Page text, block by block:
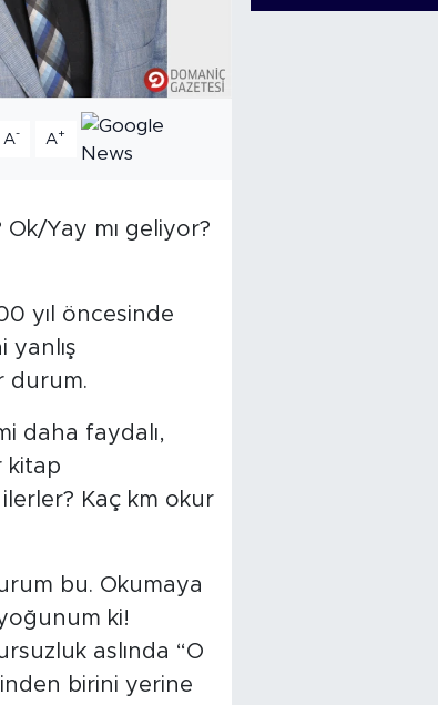
A- A+
Yay mı geliyor?
yıl öncesinde
yanlış
durum.
daha faydalı,
kitap
Kaç km okur
bu. Okumaya
ki!
aslında “O
birini yerine